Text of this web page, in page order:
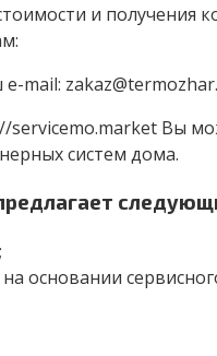
и получения
mail:
Вы
систем дома.
основании